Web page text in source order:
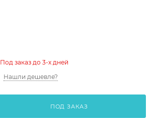
Под заказ до 3-х дней
Нашли дешевле?
ПОД ЗАКАЗ